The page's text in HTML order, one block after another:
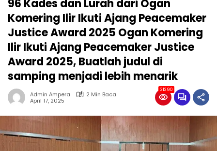
fokus
pada
pemberitaan
nasional
maupun
international,
bernuansa
lokal
dan
dinamis,
memiliki
kisaran
iklan
96 Kades dan Lurah dari Ogan
Komering Ilir Ikuti Ajang Peacemaker
Justice Award 2025 Ogan Komering
Ilir Ikuti Ajang Peacemaker Justice
Award 2025, Buatlah judul di
samping menjadi lebih menarik
Admin Ampera
2 Min Baca
April 17, 2025
31290